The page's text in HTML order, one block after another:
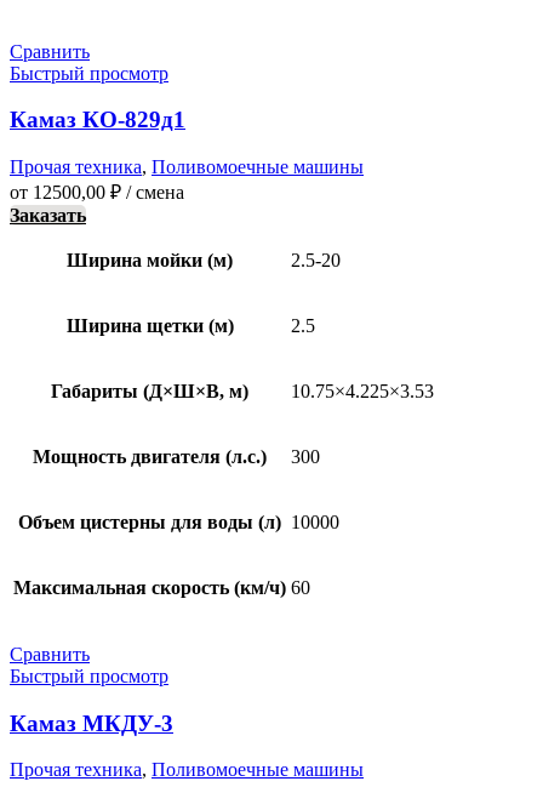
Сравнить
Быстрый просмотр
Камаз КО-829д1
Прочая техника, Поливомоечные машины
от 12500,00 ₽ / смена
Заказать
Ширина мойки (м) 2.5-20
Ширина щетки (м) 2.5
Габариты (Д×Ш×В, м) 10.75×4.225×3.53
Мощность двигателя (л.с.) 300
Объем цистерны для воды (л) 10000
Максимальная скорость (км/ч) 60
Сравнить
Быстрый просмотр
Камаз МКДУ-3
Прочая техника, Поливомоечные машины